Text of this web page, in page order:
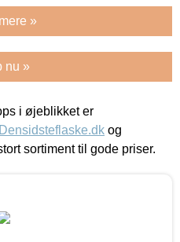
»
nu »
i øjeblikket er
Densidsteflaske.dk og
sortiment til gode priser.